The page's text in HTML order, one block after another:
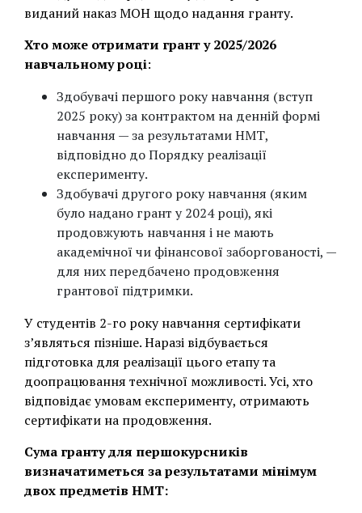
виданий наказ МОН щодо надання гранту.
Хто може отримати грант у 2025/2026
навчальному році:
Здобувачі першого року навчання (вступ
2025 року) за контрактом на денній формі
навчання — за результатами НМТ,
відповідно до Порядку реалізації
експерименту.
Здобувачі другого року навчання (яким
було надано грант у 2024 році), які
продовжують навчання і не мають
академічної чи фінансової заборгованості, —
для них передбачено продовження
грантової підтримки.
У студентів 2-го року навчання сертифікати
з’являться пізніше. Наразі відбувається
підготовка для реалізації цього етапу та
доопрацювання технічної можливості. Усі, хто
відповідає умовам експерименту, отримають
сертифікати на продовження.
Сума гранту для першокурсників
визначатиметься за результатами мінімум
двох предметів НМТ: